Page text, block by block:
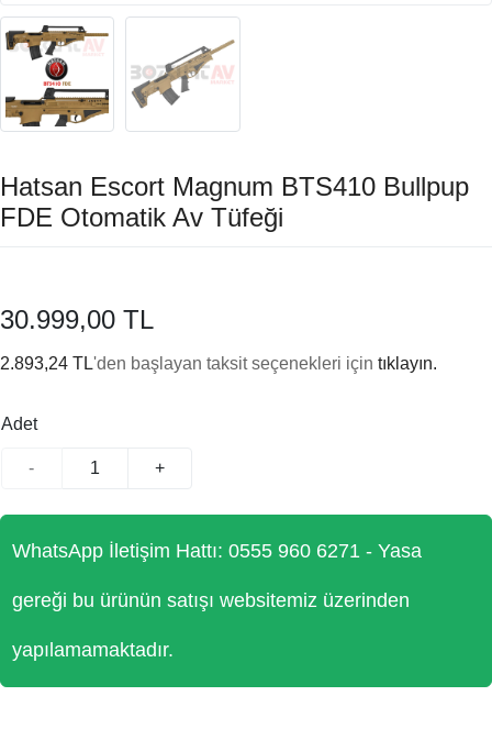
Hatsan Escort Magnum BTS410 Bullpup
FDE Otomatik Av Tüfeği
30.999,00 TL
2.893,24 TL'den başlayan taksit seçenekleri için tıklayın.
Adet
- +
WhatsApp İletişim Hattı: 0555 960 6271 - Yasa
gereği bu ürünün satışı websitemiz üzerinden
yapılamamaktadır.